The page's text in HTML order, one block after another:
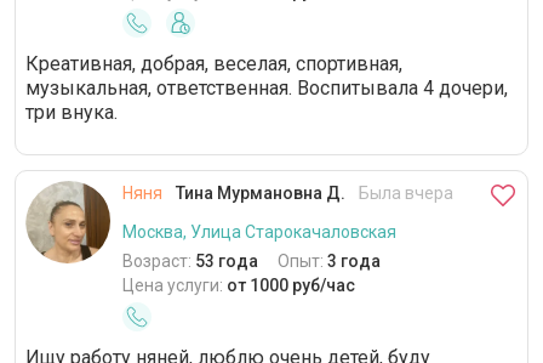
Креативная, добрая, веселая, спортивная,
музыкальная, ответственная. Воспитывала 4 дочери,
три внука.
Няня Тина Мурмановна Д.
Была вчера
Москва, Улица Старокачаловская
Возраст: 53 года Опыт: 3 года
Цена услуги: от 1000 руб/час
Ищу работу няней, люблю очень детей, буду